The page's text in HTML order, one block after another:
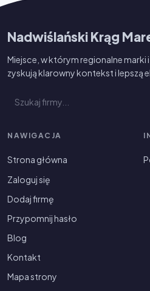
Nadwiślański Krąg
Miejsce, w którym regionalne marki
zyskują klarowny kontekst i lepszą
NAWIGACJA
Strona główna
Zaloguj się
Dodaj firmę
Przypomnij hasło
Blog
Kontakt
Mapa strony